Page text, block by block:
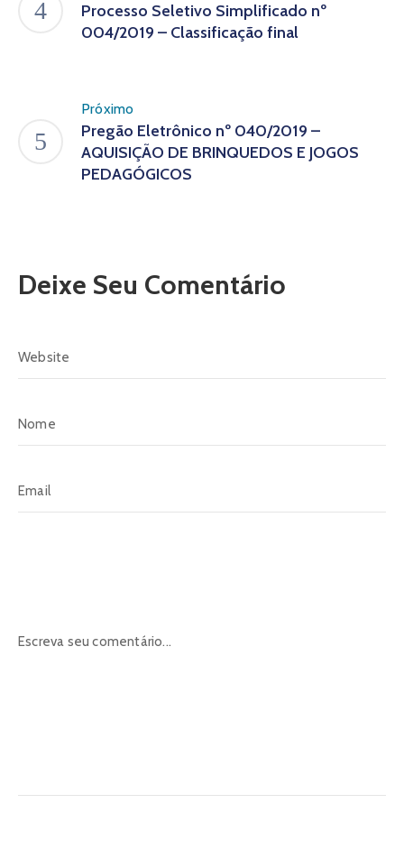
Processo Seletivo Simplificado nº
004/2019 – Classificação final
Próximo
Pregão Eletrônico nº 040/2019 –
AQUISIÇÃO DE BRINQUEDOS E JOGOS
PEDAGÓGICOS
Deixe Seu Comentário